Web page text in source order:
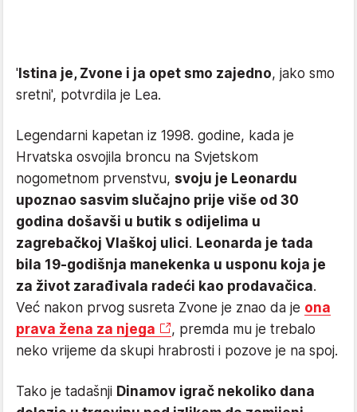
'Istina je, Zvone i ja opet smo zajedno, jako smo
sretni', potvrdila je Lea.
Legendarni kapetan iz 1998. godine, kada je
Hrvatska osvojila broncu na Svjetskom
nogometnom prvenstvu, svoju je Leonardu
upoznao sasvim slučajno prije više od 30
godina došavši u butik s odijelima u
zagrebačkoj Vlaškoj ulici. Leonarda je tada
bila 19-godišnja manekenka u usponu koja je
za život zarađivala radeći kao prodavačica.
Već nakon prvog susreta Zvone je znao da je ona
prava žena za njega
, premda mu je trebalo
neko vrijeme da skupi hrabrosti i pozove je na spoj.
Tako je tadašnji Dinamov igrač nekoliko dana